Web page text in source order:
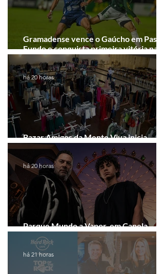
Gramadense vence o Gaúcho em Passo
Fundo e conquista primeira vitória na
Série A2
Bazar Amigos da Mente Viva inicia
arrecadação em Gramado e Canela
há 20 horas
Parque Mundo a Vapor, em Canela,
recebe festival eletrônico em agosto
há 20 horas
há 21 horas